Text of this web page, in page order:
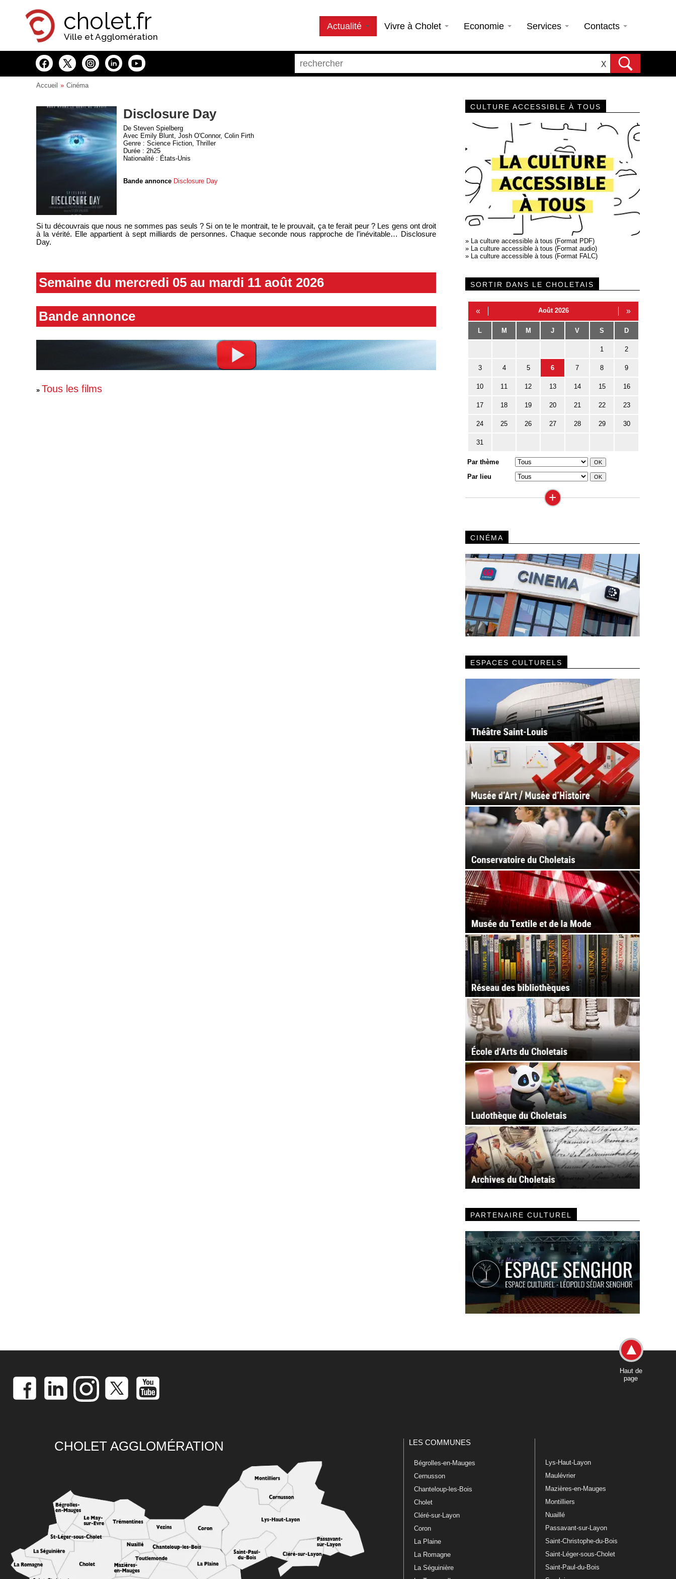
cholet.fr
Ville et Agglomération
Actualité Vivre à Cholet Economie Services Contacts
X
Accueil Cinéma
Disclosure Day
De Steven Spielberg
Avec Emily Blunt, Josh O'Connor, Colin Firth
Genre : Science Fiction, Thriller
Durée : 2h25
Nationalité : États-Unis
Bande annonce Disclosure Day
Si tu découvrais que nous ne sommes pas seuls ? Si on te le montrait, te le prouvait, ça te ferait peur ? Les gens ont droit
à la vérité. Elle appartient à sept milliards de personnes. Chaque seconde nous rapproche de l’inévitable… Disclosure
Day.
Semaine du mercredi 05 au mardi 11 août 2026
Bande annonce
» Tous les films
CULTURE ACCESSIBLE À TOUS
» La culture accessible à tous (Format PDF)
» La culture accessible à tous (Format audio)
» La culture accessible à tous (Format FALC)
SORTIR DANS LE CHOLETAIS
« Août 2026 »
L M M J V S D
1 2
3 4 5 6 7 8 9
10 11 12 13 14 15 16
17 18 19 20 21 22 23
24 25 26 27 28 29 30
31
Par thème
Par lieu
+
CINÉMA
ESPACES CULTURELS
PARTENAIRE CULTUREL
Haut de
page
CHOLET AGGLOMÉRATION LES COMMUNES
Bégrolles-en-Mauges
Cernusson
Chanteloup-les-Bois
Cholet
Cléré-sur-Layon
Coron
La Plaine
La Romagne
La Séguinière
Lys-Haut-Layon
Maulévrier
Mazières-en-Mauges
Montilliers
Nuaillé
Passavant-sur-Layon
Saint-Christophe-du-Bois
Saint-Léger-sous-Cholet
Saint-Paul-du-Bois